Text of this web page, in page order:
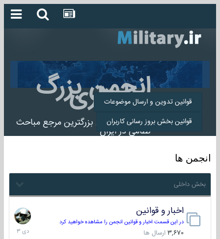
انجمن بزرگ
میلیتاری
انجمن میلیتاری بزرگترین مرجع مباحث
نظامی در ایران
قوانین تدوین و ارسال موضوعات
قوانین بخش بروز رسانی کاربران
انجمن ها
بخش داخلی
اخبار و قوانین
در این قسمت اخبار و قوانین انجمن را مشاهده خواهید کرد
3,670 ارسال ها
22
دی
1403